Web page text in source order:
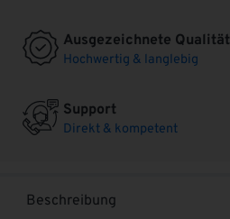
Ausgezeichnete Qualität
Hochwertig & langlebig
Support
Direkt & kompetent
Beschreibung